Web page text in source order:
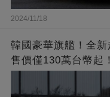
2024/11/18
韓國豪華旗艦！全新
售價僅130萬台幣起！